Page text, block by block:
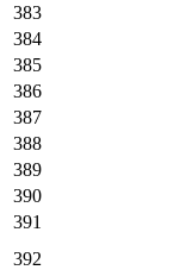
383
384
385
386
387
388
389
390
391
392